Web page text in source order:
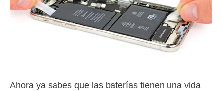
Ahora ya sabes que las baterías tienen una vida